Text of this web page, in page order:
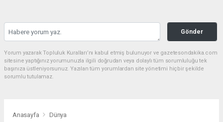
Gönder
Yorum yazarak Topluluk Kuralları’nı kabul etmiş bulunuyor ve gazetesondakika.com
sitesine yaptığınız yorumunuzla ilgili doğrudan veya dolaylı tüm sorumluluğu tek
başınıza üstleniyorsunuz. Yazılan tüm yorumlardan site yönetimi hiçbir şekilde
sorumlu tutulamaz.
Anasayfa Dünya